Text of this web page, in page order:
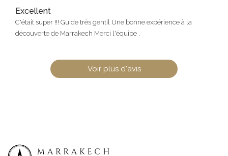
Excellent
C'était super !!! Guide très gentil Une bonne expérience à la
découverte de Marrakech Merci l'équipe .
Voir plus d'avis